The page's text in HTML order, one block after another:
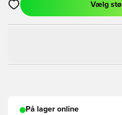
Åbner en Modal til at logge ind
Vælg
På lager online